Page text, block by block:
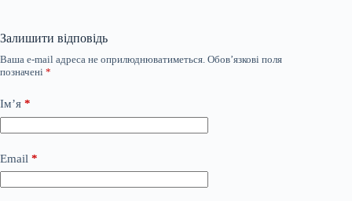
Залишити відповідь
Ваша e-mail адреса не оприлюднюватиметься. Обов’язкові поля
позначені *
Ім’я *
Email *